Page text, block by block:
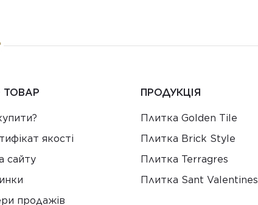
ТОВАР
якості
сайту
продажів
ПРОДУКЦІЯ
Плитка Golden Tile
Плитка Brick Style
Плитка Terragres
Плитка Sant Valentines